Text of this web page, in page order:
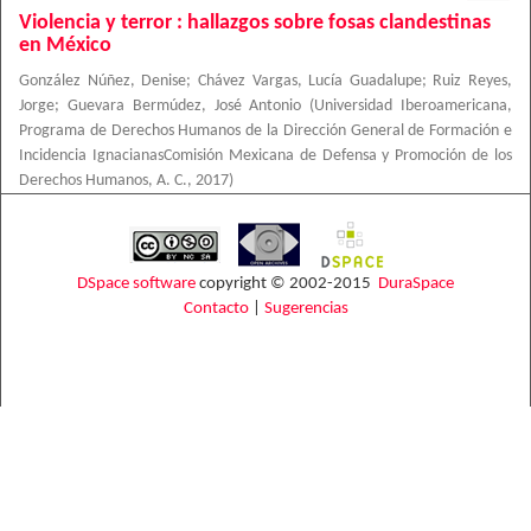
Violencia y terror : hallazgos sobre fosas clandestinas
en México
González Núñez, Denise; Chávez Vargas, Lucía Guadalupe;
Ruiz Reyes,
Jorge; Guevara Bermúdez, José Antonio (Universidad Iberoamericana,
Programa de Derechos Humanos de la Dirección General de Formación e
Incidencia IgnacianasComisión Mexicana de Defensa y Promoción de los
Derechos Humanos, A. C., 2017)
DSpace software copyright © 2002-2015 DuraSpace
Contacto| Sugerencias